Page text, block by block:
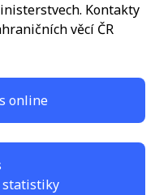
Kontakty
věcí ČR
online
statistiky